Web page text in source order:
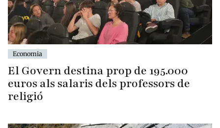
Economia
El Govern destina prop de 195.000
euros als salaris dels professors de
religió